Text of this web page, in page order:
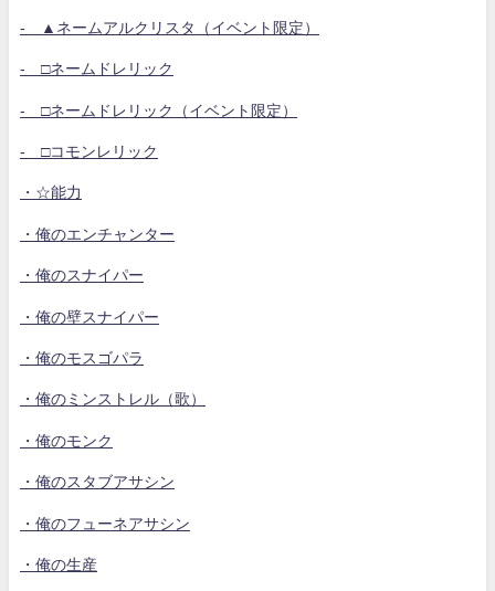
- ▲ネームアルクリスタ（イベント限定）
- □ネームドレリック
- □ネームドレリック（イベント限定）
- □コモンレリック
・☆能力
・俺のエンチャンター
・俺のスナイパー
・俺の壁スナイパー
・俺のモスゴパラ
・俺のミンストレル（歌）
・俺のモンク
・俺のスタブアサシン
・俺のフューネアサシン
・俺の生産